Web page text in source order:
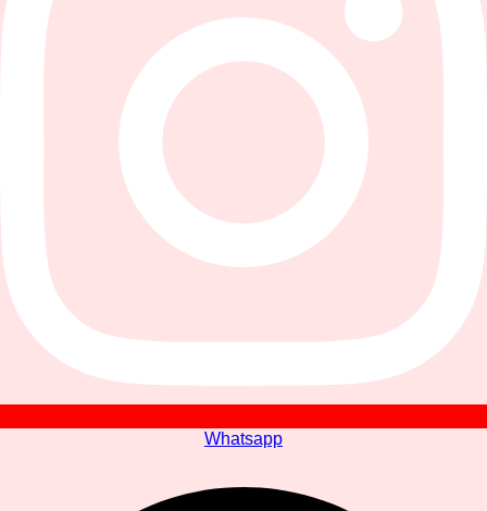
Whatsapp